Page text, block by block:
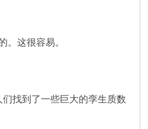
。这很容易。
找到了一些巨大的孪生质数